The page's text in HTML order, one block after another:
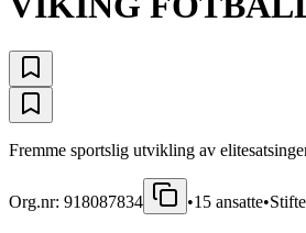
Fremme sportslig utvikling av
Org.nr: 918087834 •15 ansatte•